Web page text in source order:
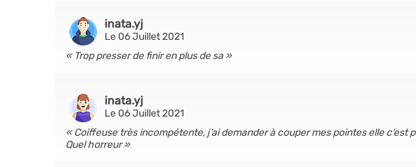
inata.yj
Le 06 Juillet 2021
Trop presser de finir en plus de sa
inata.yj
Le 06 Juillet 2021
Coiffeuse très incompétente, j’ai demander à couper mes pointes elle c’est
Quel horreur